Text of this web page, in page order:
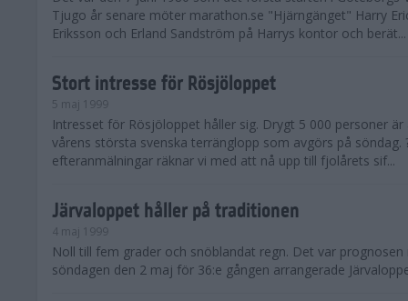
Tjugo år senare möter marathon.se "Hjärngänget" Harry
Eriksson och Erland Sandström på Harrys kontor och berät...
Stort intresse för Rösjöloppet
5 maj 1999
Intresset för Rösjöloppet håller sig. Drygt 5 000 personer är
vårens största svenska terränglopp som avgörs på söndag.
efteranmälningar räknar vi med att nå upp till fjolårets sif...
Järvaloppet håller på traditionen
4 maj 1999
Noll till fem grader och snöblandat regn. Det var prognosen
söndagen den 2 maj för 36:e gången arrangerade